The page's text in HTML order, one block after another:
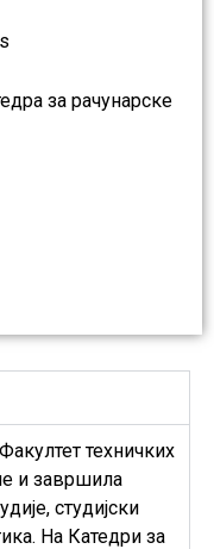
за рачунарске
техничких
и завршила
студијски
На Катедри за